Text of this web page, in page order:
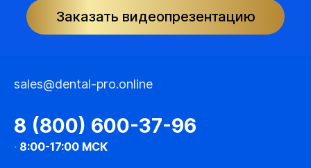
Заказать видеопрезентацию
sales@dental-pro.online
8 (800) 600-37-96
· 8:00-17:00 МСК